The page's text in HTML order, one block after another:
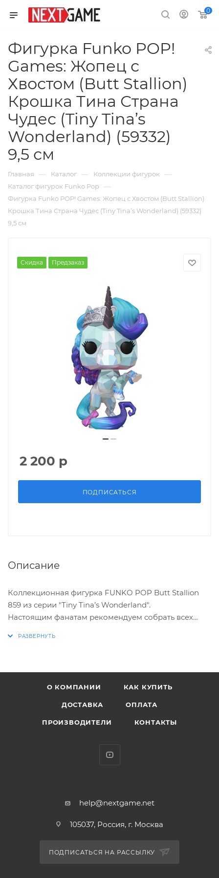
0
Фигурка Funko POP!
Games: Жопец с
Хвостом (Butt Stallion)
Крошка Тина Страна
Чудес (Tiny Tina’s
Wonderland) (59332)
9,5 см
Главная — Каталог — Коллекции фигурок —
Каталог фигурок Funko Pop —
Фигурка Funko POP! Games: Жопец с Хвостом (Butt Stallion)
Крошка Тина Страна Чудес (Tiny Tina’s Wonderland) (59332)
9,5 см
Скидка Предзаказ
2 200 р
ПОДПИСАТЬСЯ
Описание
Коллекционная фигурка FUNKO POP Butt Stallion
859 из серии "Tiny Tina’s Wonderland".
Настоящим фанатам рекомендуем собрать всех
the Borderlands.
Фигурки FUNKO POP отличаются высокой
большой головы. Их можно коллекционировать, что
Фигурка FUNKO POP Butt Stallion 859 станет
FUNKO POP – официально доступны для продажи в
О КОМПАНИИ КАК КУПИТЬ
ДОСТАВКА ОПЛАТА
ПРОИЗВОДИТЕЛИ КОНТАКТЫ
help@nextgame.net
105037, Россия, г. Москва
ПОДПИСАТЬСЯ НА РАССЫЛКУ